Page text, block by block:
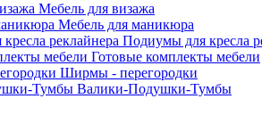
Мебель для визажа
Мебель для маникюра
Подиумы для кресла
Готовые комплекты мебели
Ширмы - перегородки
Валики-Подушки-Тумбы